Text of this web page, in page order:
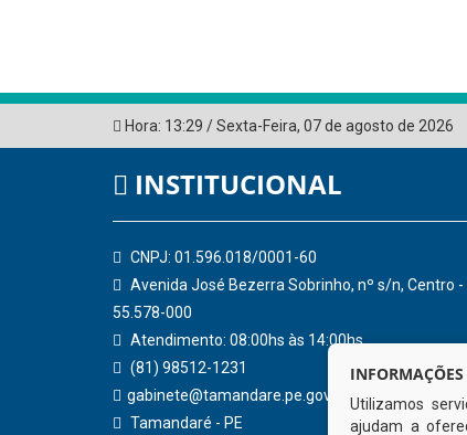
Hora: 13:29 /Sexta-Feira, 07 de agosto de 2026
INSTITUCIONAL
CNPJ: 01.596.018/0001-60
Avenida José Bezerra Sobrinho, nº s/n, Centro -
55.578-000
Atendimento: 08:00hs às 14:00hs
(81) 98512-1231
gabinete@tamandare.pe.gov.br
Tamandaré - PE
INFORMAÇÕES
Utilizamos
ajudam a